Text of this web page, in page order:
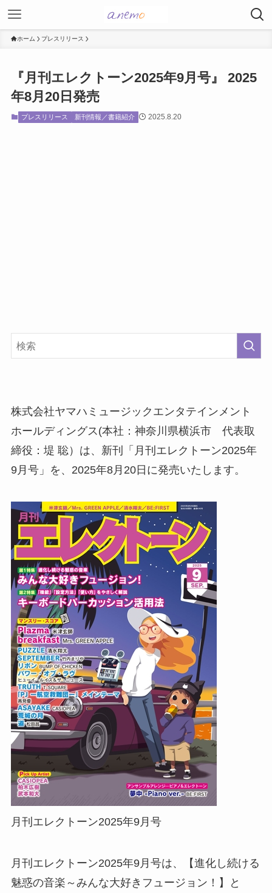
ホーム プレスリリース
『月刊エレクトーン2025年9月号』 2025
年8月20日発売
プレスリリース 新刊情報／書籍紹介 2025.8.20
株式会社ヤマハミュージックエンタテインメント
ホールディングス(本社：神奈川県横浜市 代表取
締役：堤 聡）は、新刊「月刊エレクトーン2025年
9月号」を、2025年8月20日に発売いたします。
月刊エレクトーン2025年9月号
月刊エレクトーン2025年9月号は、【進化し続ける
魅惑の音楽～みんな大好きフュージョン！】と